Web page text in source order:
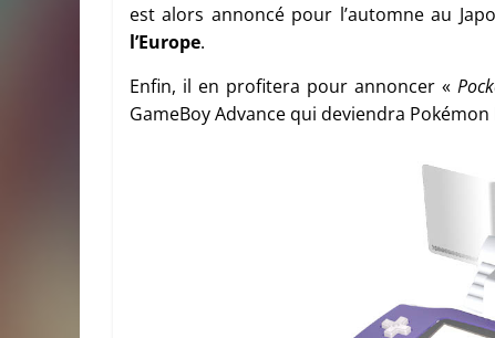
est alors annoncé pour l’automne au
l’Europe.
Enfin, il en profitera pour annoncer «
GameBoy Advance qui deviendra Pokémon